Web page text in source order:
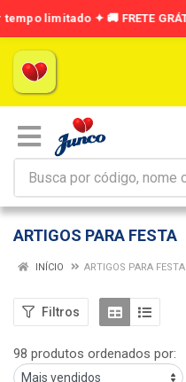
ARTIGOS PARA FESTA
INÍCIO ARTIGOS PARA FESTA
Filtros
98 produtos ordenados por: